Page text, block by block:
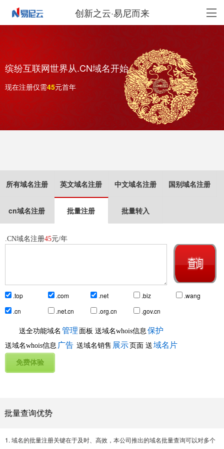
创新之云·易尼而来
缤纷互联网世界从.CN域名开始
现在注册仅需 元首年
所有域名注册 英文域名注册 中文域名注册 国别域名注册
cn域名注册 批量注册 批量转入
.CN域名注册45元/年
.top .com .net .biz
.wang
.cn
.net.cn .org.cn .gov.cn
送全功能域名 管理 面板 送域名whois信息 保护
送域名whois信息 广告 送域名销售 展示页面 送 域名片
批量查询优势
1. 域名的批量注册关键在于及时、高效，本公司推出的域名批量查询可以对多个